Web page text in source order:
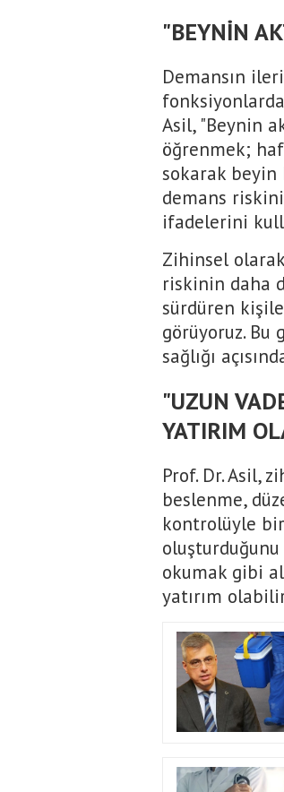
"BEYNİN
Demansın
Asil, "Beynin
öğrenmek;
sokarak beyin
demans
ifadelerini
Zihinsel
riskinin daha
sürdüren
görüyoruz.
sağlığı
"UZUN
YATIRIM
Prof. Dr. Asil,
beslenme,
kontrolüyle
okumak gibi
yatırım